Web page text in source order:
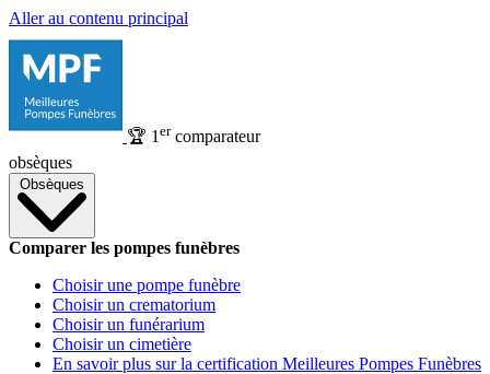
Aller au contenu principal
🏆 1 ercomparateur
obsèques
Obsèques
Comparer les pompes funèbres
Choisir une pompe funèbre
Choisir un crematorium
Choisir un funérarium
Choisir un cimetière
En savoir plus sur la certification Meilleures Pompes Funèbres